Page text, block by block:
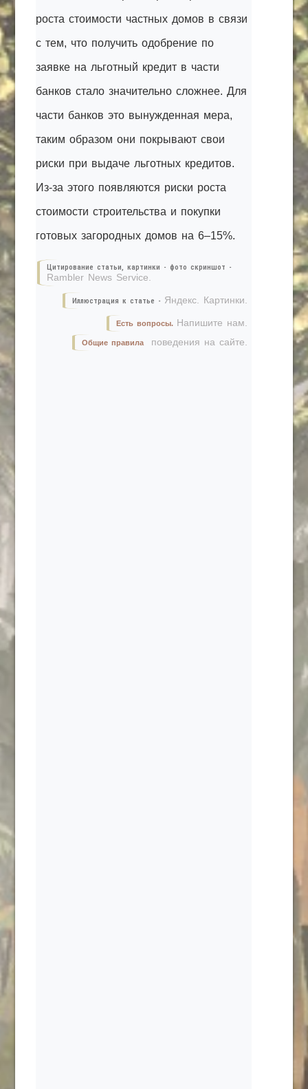
роста стоимости частных домов в связи
с тем, что получить одобрение по
заявке на льготный кредит в части
банков стало значительно сложнее. Для
части банков это вынужденная мера,
таким образом они покрывают свои
риски при выдаче льготных кредитов.
Из-за этого появляются риски роста
стоимости строительства и покупки
готовых загородных домов на 6–15%.
Цитирование статьи, картинки - фото скриншот -
Rambler News Service.
Иллюстрация к статье - Яндекс. Картинки.
Есть вопросы. Напишите нам.
Общие правила поведения на сайте.